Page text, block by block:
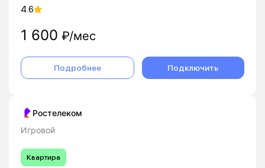
4.6
1 600 ₽/мес
Подробнее Подключить
Ростелеком
Игровой
Квартира